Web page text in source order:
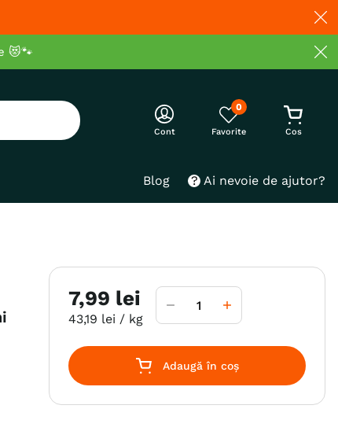
😻🐾
Cont
0
Blog Ai nevoie de ajutor?
7,99 lei
43,19 lei / kg
Adaugă în coș